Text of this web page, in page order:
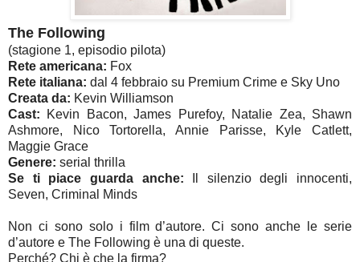
The Following
(stagione 1, episodio pilota)
Rete americana: Fox
Rete italiana: dal 4 febbraio su Premium Crime e Sky Uno
Creata da: Kevin Williamson
Cast: Kevin Bacon, James Purefoy, Natalie Zea, Shawn
Ashmore, Nico Tortorella, Annie Parisse, Kyle Catlett,
Maggie Grace
Genere: serial thrilla
Se ti piace guarda anche: Il silenzio degli innocenti,
Seven, Criminal Minds
Non ci sono solo i film d’autore. Ci sono anche le serie
d’autore e The Following è una di queste.
Perché? Chi è che la firma?